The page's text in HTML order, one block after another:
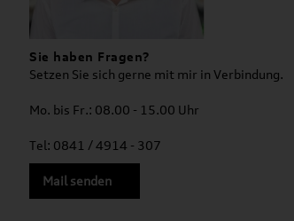
Sie haben Fragen?
Setzen Sie sich gerne mit mir in Verbindung.
Mo. bis Fr.: 08.00 - 15.00 Uhr
Tel: 0841 / 4914 - 307
Mail senden